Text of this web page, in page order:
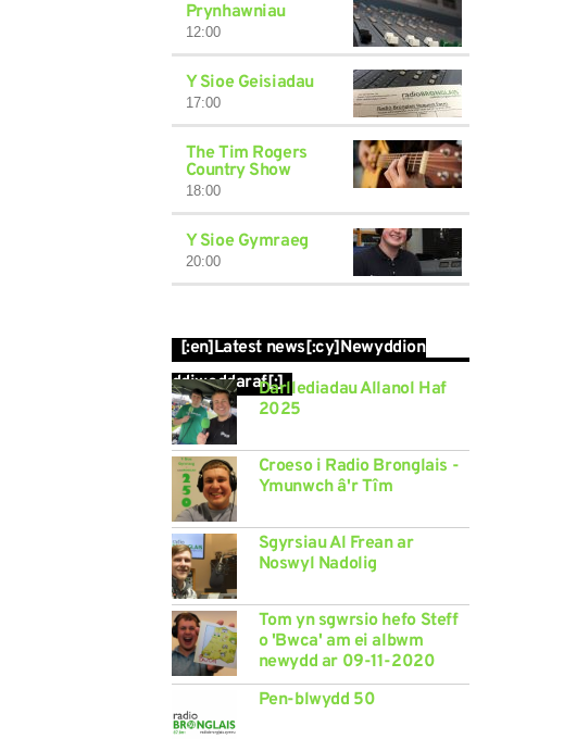
Prynhawniau
12:00
Y Sioe Geisiadau
17:00
The Tim Rogers
Country Show
18:00
Y Sioe Gymraeg
20:00
[:en]Latest news[:cy]Newyddion
ddiweddaraf[:]Darllediadau Allanol Haf
2025
Croeso i Radio Bronglais -
Ymunwch â'r Tîm
Sgyrsiau Al Frean ar
Noswyl Nadolig
Tom yn sgwrsio hefo Steff
o 'Bwca' am ei albwm
newydd ar 09-11-2020
Pen-blwydd 50